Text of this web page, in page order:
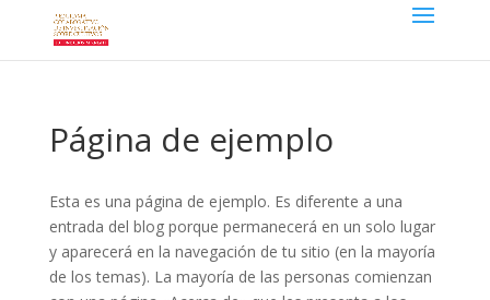
Página de ejemplo
Esta es una página de ejemplo. Es diferente a una
entrada del blog porque permanecerá en un solo lugar
y aparecerá en la navegación de tu sitio (en la mayoría
de los temas). La mayoría de las personas comienzan